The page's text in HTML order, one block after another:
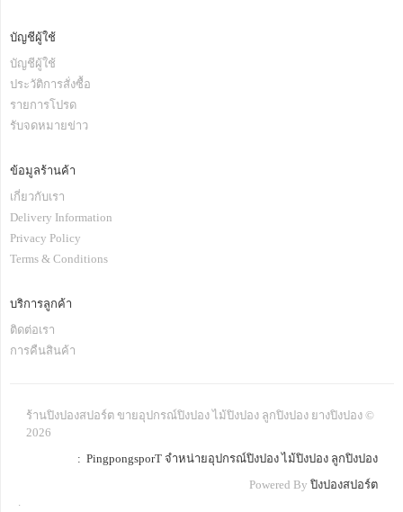
บัญชีผู้ใช้
บัญชีผู้ใช้
ประวัติการสั่งซื้อ
รายการโปรด
รับจดหมายข่าว
ข้อมูลร้านค้า
เกี่ยวกับเรา
Delivery Information
Privacy Policy
Terms & Conditions
บริการลูกค้า
ติดต่อเรา
การคืนสินค้า
ร้านปิงปองสปอร์ต ขายอุปกรณ์ปิงปอง ไม้ปิงปอง ลูกปิงปอง ยางปิงปอง ©
2026
: PingpongsporT จำหน่ายอุปกรณ์ปิงปอง ไม้ปิงปอง ลูกปิงปอง
Powered By ปิงปองสปอร์ต